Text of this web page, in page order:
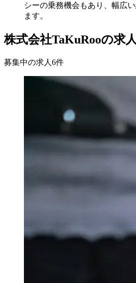
シーの乗務機会もあり、幅広
ます。
株式会社TaKuRooの求
募集中の求人 6件